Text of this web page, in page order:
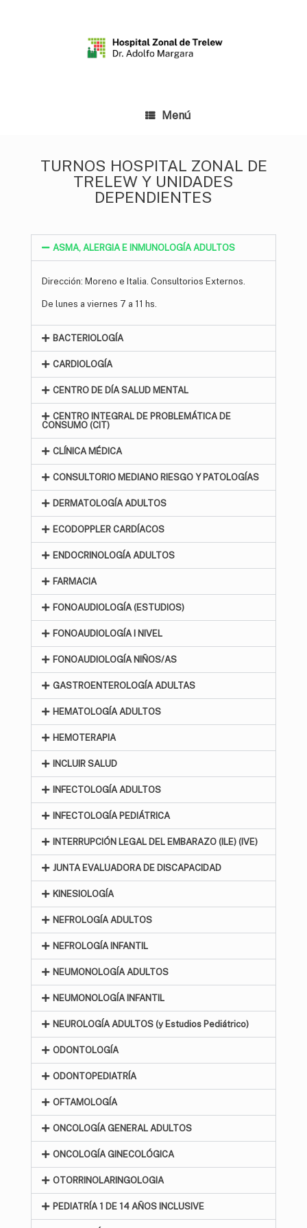
Menú
TURNOS HOSPITAL ZONAL DE
TRELEW Y UNIDADES
DEPENDIENTES
ASMA, ALERGIA E INMUNOLOGÍA ADULTOS
Dirección: Moreno e Italia. Consultorios Externos.
De lunes a viernes 7 a 11 hs.
BACTERIOLOGÍA
CARDIOLOGÍA
CENTRO DE DÍA SALUD MENTAL
CENTRO INTEGRAL DE PROBLEMÁTICA DE
CONSUMO (CIT)
CLÍNICA MÉDICA
CONSULTORIO MEDIANO RIESGO Y PATOLOGÍAS
DERMATOLOGÍA ADULTOS
ECODOPPLER CARDÍACOS
ENDOCRINOLOGÍA ADULTOS
FARMACIA
FONOAUDIOLOGÍA (ESTUDIOS)
FONOAUDIOLOGÍA I NIVEL
FONOAUDIOLOGÍA NIÑOS/AS
GASTROENTEROLOGÍA ADULTAS
HEMATOLOGÍA ADULTOS
HEMOTERAPIA
INCLUIR SALUD
INFECTOLOGÍA ADULTOS
INFECTOLOGÍA PEDIÁTRICA
INTERRUPCIÓN LEGAL DEL EMBARAZO (ILE) (IVE)
JUNTA EVALUADORA DE DISCAPACIDAD
KINESIOLOGÍA
NEFROLOGÍA ADULTOS
NEFROLOGÍA INFANTIL
NEUMONOLOGÍA ADULTOS
NEUMONOLOGÍA INFANTIL
NEUROLOGÍA ADULTOS (y Estudios Pediátrico)
ODONTOLOGÍA
ODONTOPEDIATRÍA
OFTAMOLOGÍA
ONCOLOGÍA GENERAL ADULTOS
ONCOLOGÍA GINECOLÓGICA
OTORRINOLARINGOLOGIA
PEDIATRÍA 1 DE 14 AÑOS INCLUSIVE